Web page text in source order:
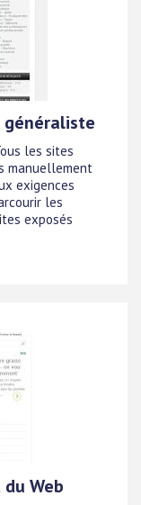
les sites
manuellement
exigences
les
exposés
Web